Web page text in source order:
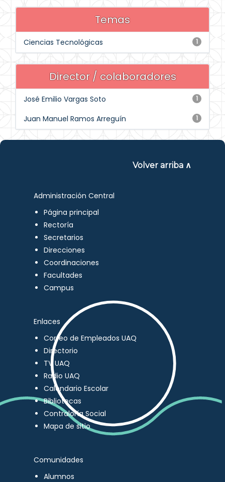
Temas
1
Ciencias Tecnológicas
Director / colaboradores
1
José Emilio Vargas Soto
1
Juan Manuel Ramos Arreguín
Volver arriba ∧
Administración Central
Página principal
Rectoría
Secretarios
Direcciones
Coordinaciones
Facultades
Campus
Enlaces
Correo de Empleados UAQ
Directorio
TV UAQ
Radio UAQ
Calendario Escolar
Bibliotecas
Contraloría Social
Mapa de sitio
Comunidades
Alumnos